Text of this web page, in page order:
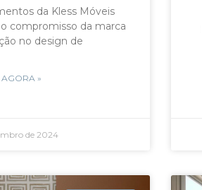
da Kless Móveis
compromisso da marca
no design de
AGORA »
de 2024